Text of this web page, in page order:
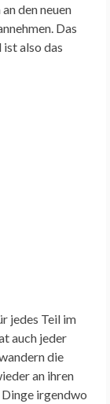
den neuen
Das
also das
jedes Teil im
auch jeder
die
an ihren
irgendwo